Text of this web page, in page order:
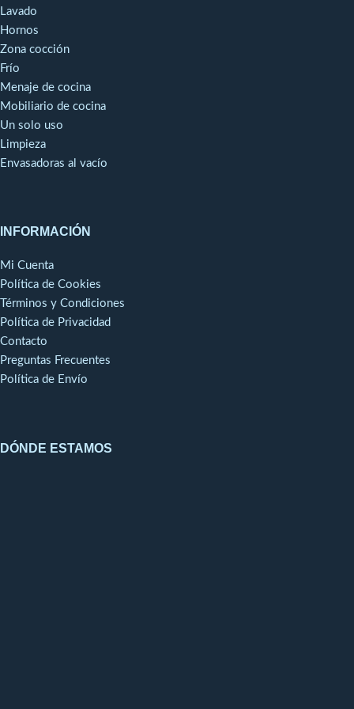
combina a la perfección con el
acero inoxidable del resto del
Lavado
Hornos
Zona cocción
Frío
Menaje de cocina
Mobiliario de cocina
Un solo uso
Limpieza
Envasadoras al vacío
INFORMACIÓN
Mi Cuenta
Política de Cookies
Términos y Condiciones
Política de Privacidad
Contacto
Preguntas Frecuentes
Política de Envío
DÓNDE ESTAMOS